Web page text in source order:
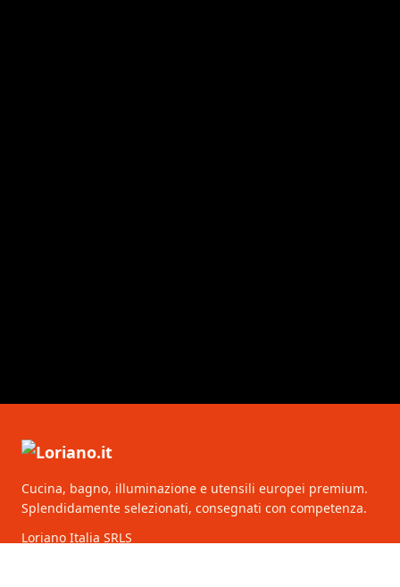
Cucina, bagno, illuminazione e utensili europei premium.
Splendidamente selezionati, consegnati con competenza.
Loriano Italia SRLS